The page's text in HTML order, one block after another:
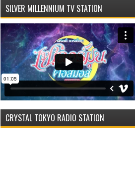
SILVER MILLENNIUM TV STATION
CRYSTAL TOKYO RADIO STATION